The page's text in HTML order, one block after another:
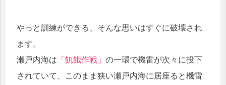
やっと訓練ができる、そんな思いはすぐに破壊され
ます。
瀬戸内海は 「飢餓作戦」 の一環で機雷が次々に投下
されていて、このまま狭い瀬戸内海に居座ると機雷